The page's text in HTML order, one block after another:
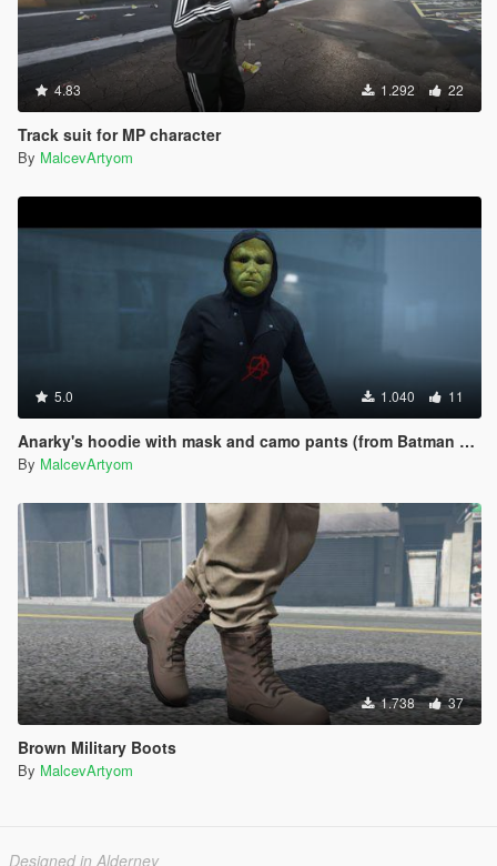
4.83 1.292 22
Track suit for MP character
By MalcevArtyom
5.0 1.040 11
Anarky's hoodie with mask and camo pants (from Batman Comics)
By MalcevArtyom
1.738 37
Brown Military Boots
By MalcevArtyom
Designed in Alderney